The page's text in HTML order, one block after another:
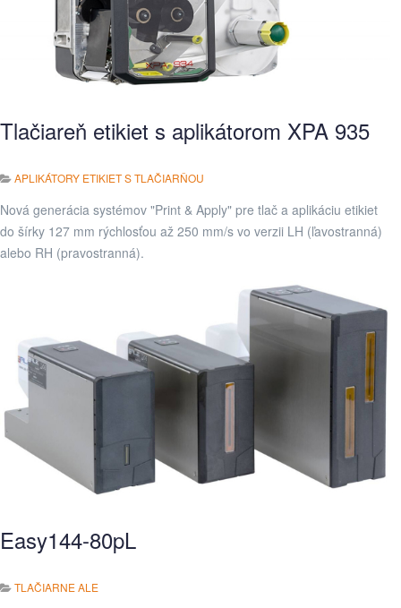
Tlačiareň etikiet s aplikátorom XPA 935
APLIKÁTORY ETIKIET S TLAČIARŇOU
Nová generácia systémov "Print & Apply" pre tlač a aplikáciu etikiet
do šírky 127 mm rýchlosťou až 250 mm/s vo verzii LH (ľavostranná)
alebo RH (pravostranná).
Easy144-80pL
TLAČIARNE ALE